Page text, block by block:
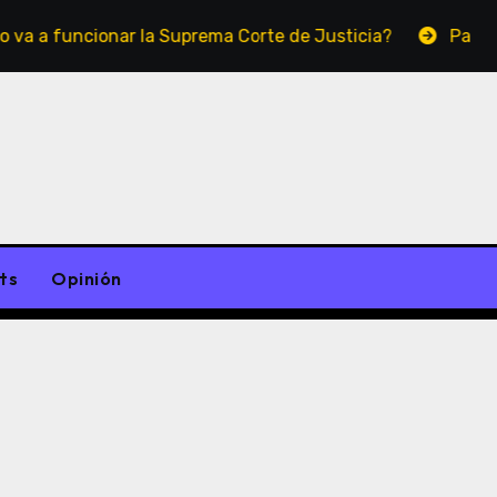
la Suprema Corte de Justicia? Padre no es el
Opinión